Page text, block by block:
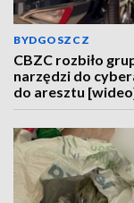
BYDGOSZCZ
CBZC rozbiło
narzędzi do
do aresztu